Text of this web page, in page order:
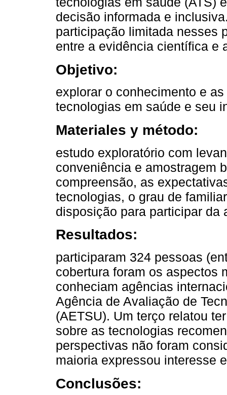
decisão informada e
participação limitada nesses
entre a evidência científica e
Objetivo:
explorar o conhecimento e
tecnologias em saúde e seu
Materiales y método:
estudo exploratório com
conveniência e amostragem
compreensão, as
tecnologias, o grau de
disposição para participar da
Resultados:
participaram 324 pessoas
cobertura foram os aspectos
conheciam agências
Agência de Avaliação de
(AETSU). Um terço relatou
sobre as tecnologias
perspectivas não foram
maioria expressou interesse
Conclusões: